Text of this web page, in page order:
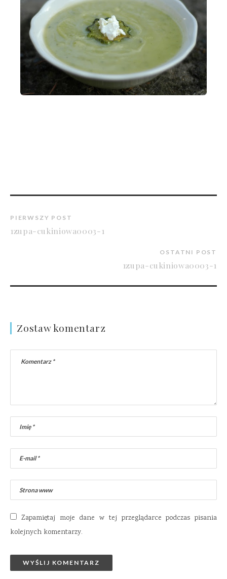
PIERWSZY POST
1zupa-cukiniowa0003-1
OSTATNI POST
1zupa-cukiniowa0003-1
Zostaw komentarz
Zapamiętaj moje dane w tej przeglądarce podczas pisania
kolejnych komentarzy.